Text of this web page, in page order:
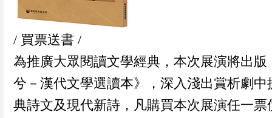
/ 買票送書 /
為推廣大眾閱讀文學經典，本次展演將出版
兮－漢代文學選讀本》，深入淺出賞析劇中
典詩文及現代新詩，凡購買本次展演任一票